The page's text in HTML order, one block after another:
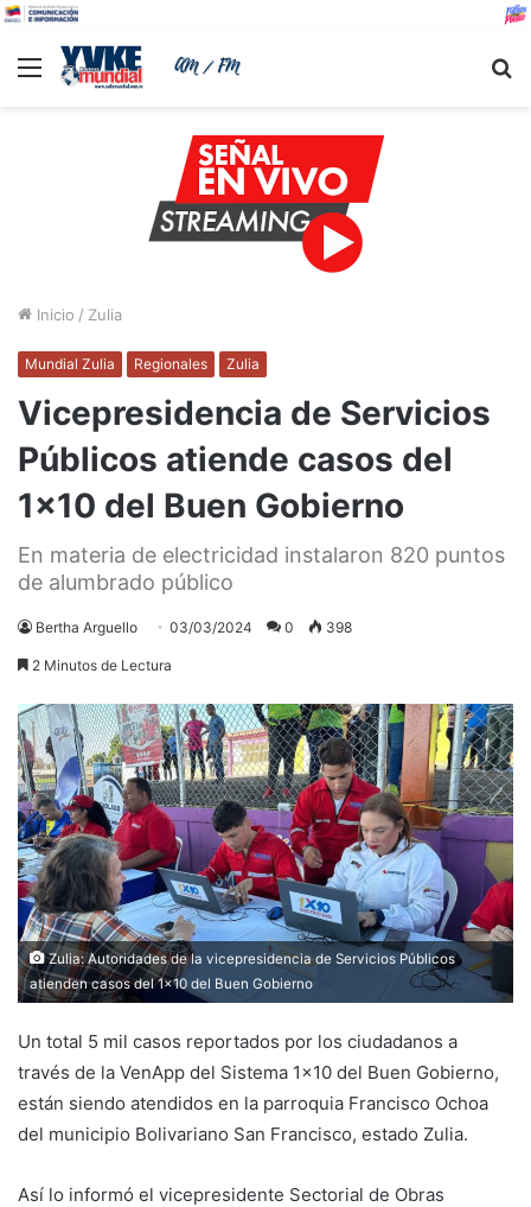
Menu
Inicio / Zulia
Mundial Zulia Regionales Zulia
Vicepresidencia de Servicios
Públicos atiende casos del
1×10 del Buen Gobierno
En materia de electricidad instalaron 820 puntos
de alumbrado público
Bertha Arguello 03/03/2024 0 398
2 Minutos de Lectura
Zulia: Autoridades de la vicepresidencia de Servicios Públicos
atienden casos del 1x10 del Buen Gobierno
Un total 5 mil casos reportados por los ciudadanos a
través de la VenApp del Sistema 1×10 del Buen Gobierno,
están siendo atendidos en la parroquia Francisco Ochoa
del municipio Bolivariano San Francisco, estado Zulia.
Así lo informó el vicepresidente Sectorial de Obras